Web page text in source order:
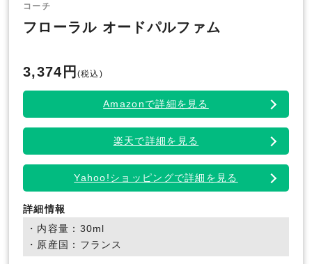
コーチ
フローラル オードパルファム
3,374円 (税込)
Amazonで詳細を見る
楽天で詳細を見る
Yahoo!ショッピングで詳細を見る
詳細情報
・内容量：30ml
・原産国：フランス